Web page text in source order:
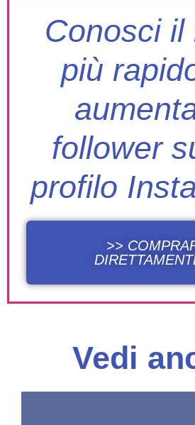
Conosci il
più
follower
profilo
>>
Vedi